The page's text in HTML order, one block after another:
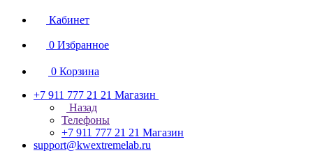
Кабинет
0 Избранное
0 Корзина
+7 911 777 21 21 Магазин
Назад
Телефоны
+7 911 777 21 21 Магазин
support@kwextremelab.ru